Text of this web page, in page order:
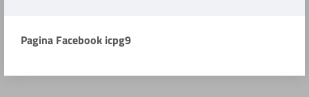
Pagina Facebook icpg9